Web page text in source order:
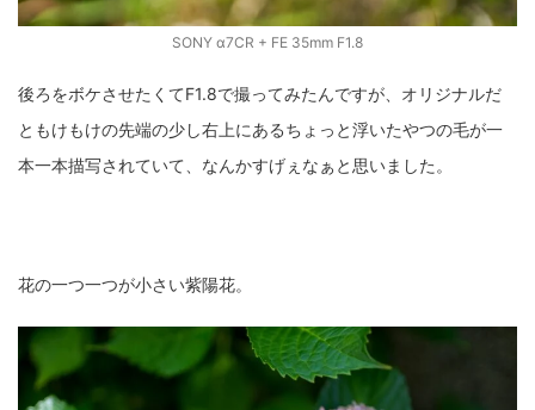
Xiaomi Pad 6 Xperia1VI
Z5 Z6II Z9 Z30 Z50II Zf Zfc
ZV-1 II α1 II α7CR α6700 フィルムカメラ
ローライコード 原神
SONY α7CR + FE 35mm F1.8
後ろをボケさせたくてF1.8で撮ってみたんですが、オリジナルだ
ともけもけの先端の少し右上にあるちょっと浮いたやつの毛が一
本一本描写されていて、なんかすげぇなぁと思いました。
花の一つ一つが小さい紫陽花。